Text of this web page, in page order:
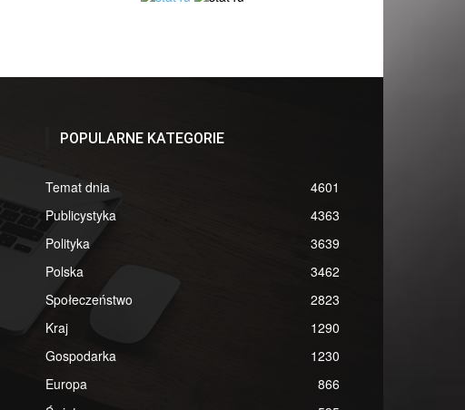
POPULARNE KATEGORIE
Temat dnia
4601
Publicystyka
4363
Polityka
3639
Polska
3462
Społeczeństwo
2823
Kraj
1290
Gospodarka
1230
Europa
866